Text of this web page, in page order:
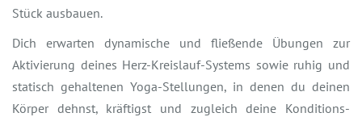
Stück ausbauen.
Dich erwarten dynamische und fließende Übungen zur
Aktivierung deines Herz-Kreislauf-Systems sowie ruhig und
statisch gehaltenen Yoga-Stellungen, in denen du deinen
Körper dehnst, kräftigst und zugleich deine Konditions-